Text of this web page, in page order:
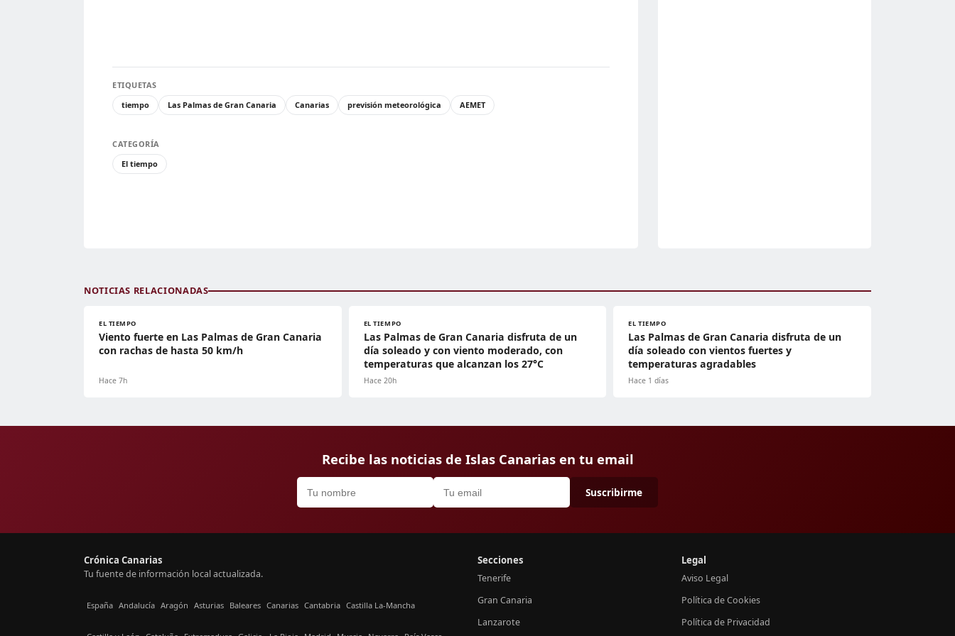
ETIQUETAS
tiempo
Las Palmas de Gran Canaria Canarias previsión meteorológica AEMET
CATEGORÍA
El tiempo
NOTICIAS RELACIONADAS
EL TIEMPO
Viento fuerte en Las Palmas de Gran Canaria
con rachas de hasta 50 km/h
Hace 7h
EL TIEMPO
Las Palmas de Gran Canaria disfruta de un
día soleado y con viento moderado, con
temperaturas que alcanzan los 27°C
Hace 20h
EL TIEMPO
Las Palmas de Gran Canaria disfruta de un
día soleado con vientos fuertes y
temperaturas agradables
Hace 1 días
Recibe las noticias de Islas Canarias en tu email
Suscribirme
Crónica Canarias
Tu fuente de información local actualizada.
España Andalucía Aragón Asturias Baleares Canarias Cantabria Castilla La-Mancha
Secciones
Tenerife
Gran Canaria
Lanzarote
Legal
Aviso Legal
Política de Cookies
Política de Privacidad